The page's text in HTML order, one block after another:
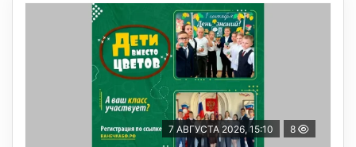
7 АВГУСТА 2026, 15:10 8